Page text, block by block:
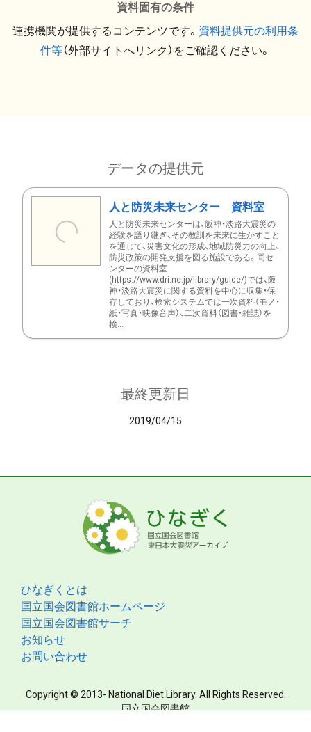
資料固有の条件
連携機関が提供するコンテンツです。 資料提供元の利用条
件等（外部サイトへリンク）をご確認ください。
データの提供元
人と防災未来センター 資料室
人と防災未来センターは、阪神・淡路大震災の
経験を語り継ぎ、その教訓を未来に生かすこと
を通じて、災害文化の形成、地域防災力の向上、
防災政策の開発支援を図る施設である。同セ
ンターの資料室
(https://www.dri.ne.jp/library/guide/)では、阪
神・淡路大震災に関する資料を中心に収集・保
存しており、検索システムでは一次資料（モノ・
紙・写真・映像音声）、二次資料（図書・雑誌）を
検...
最終更新日
2019/04/15
ひなぎくとは
国立国会図書館ホームページ
国立国会図書館サーチ
お知らせ
お問い合わせ
Copyright © 2013- National Diet Library. All Rights Reserved.